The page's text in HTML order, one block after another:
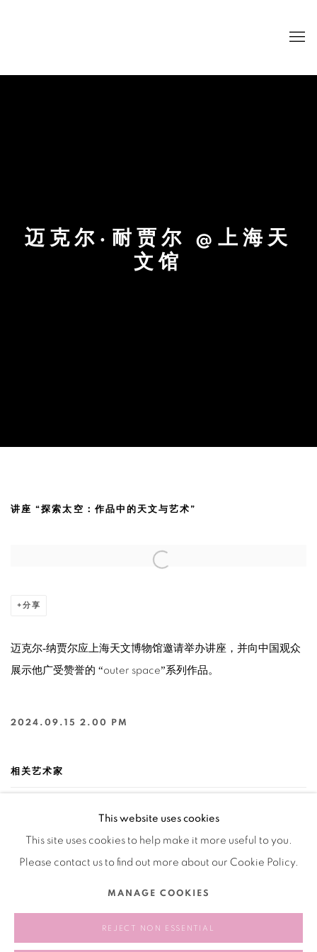
迈克尔·耐贾尔 @上海天
文馆
迈克尔·耐贾尔 @上海天文馆
讲座 “探索太空：作品中的天文与艺术”
Open a larger version of the following image in a popup:
分享
迈克尔-纳贾尔应上海天文博物馆邀请举办讲座，并向中国观众
展示他广受赞誉的 “outer space”系列作品。
2024.09.15 2.00 PM
相关艺术家
迈克尔·耐贾尔This website uses cookies
This site uses cookies to help make it more useful to you.
Please contact us to find out more about our Cookie Policy.
MANAGE COOKIES
REJECT NON ESSENTIAL